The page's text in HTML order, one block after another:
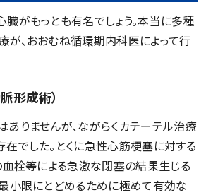
がもっとも有名でしょう。本当に多種
が、おおむね循環期内科医によって行
形成術）
ありませんが、ながらくカテーテル治療
でした。とくに急性心筋梗塞に対する
栓等による急激な閉塞の結果生じる
小限にとどめるために極めて有効な